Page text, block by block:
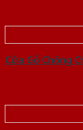
Cửa Gỗ Chống